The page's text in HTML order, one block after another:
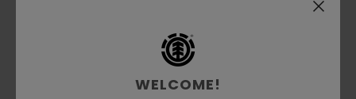
4.5
WELCOME!